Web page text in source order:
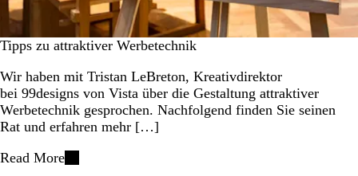
Tipps zu attraktiver Werbetechnik
Wir haben mit Tristan LeBreton, Kreativdirektor
bei 99designs von Vista über die Gestaltung attraktiver
Werbetechnik gesprochen. Nachfolgend finden Sie seinen
Rat und erfahren mehr […]
Read More